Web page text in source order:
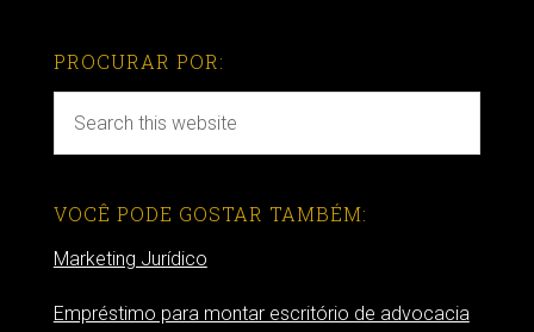
PROCURAR POR:
VOCÊ PODE GOSTAR TAMBÉM:
Marketing Jurídico
Empréstimo para montar escritório de advocacia